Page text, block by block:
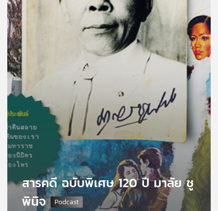
ข่าว
และ
กิจกรรม
เกี่ยว
กับ
เรา
เครือ
ข่าย
วิทยุ
ไทย
สารคดี ฉบับพิเศษ 120 ปี มาลัย ชู
พินิจ